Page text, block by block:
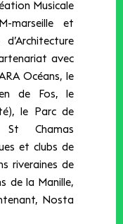
Musicale
marseille et
d’Architecture
avec
Océans, ​le
de Fos, le
le Parc de
St Chamas
et clubs de
riveraines de
de la Manille,
Nosta